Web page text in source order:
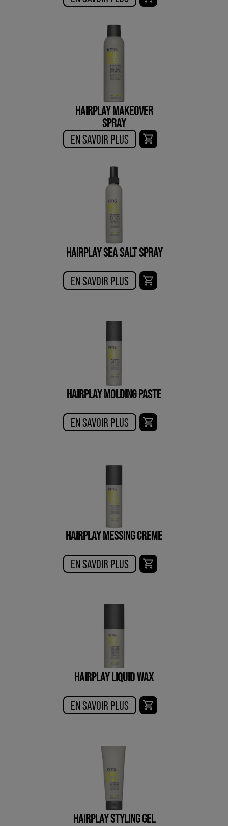
HAIRPLAY MAKEOVER
SPRAY
EN SAVOIR PLUS
HAIRPLAY SEA SALT SPRAY
EN SAVOIR PLUS
HAIRPLAY MOLDING PASTE
EN SAVOIR PLUS
HAIRPLAY MESSING CREME
EN SAVOIR PLUS
HAIRPLAY LIQUID WAX
EN SAVOIR PLUS
HAIRPLAY STYLING GEL